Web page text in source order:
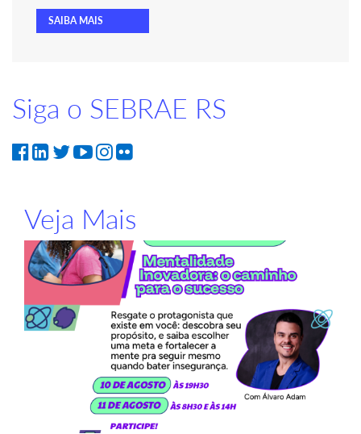
SAIBA MAIS
Siga o SEBRAE RS
Veja Mais